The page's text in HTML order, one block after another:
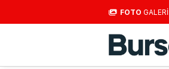
FOTO GALERİ